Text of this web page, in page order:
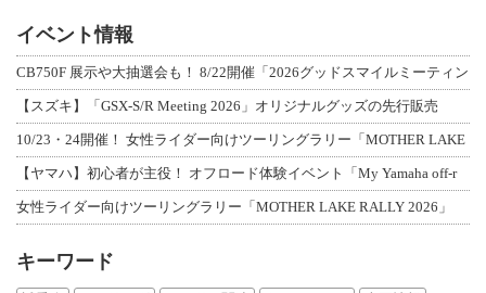
イベント情報
CB750F 展示や大抽選会も！ 8/22開催「2026グッドスマイルミーティン
【スズキ】「GSX-S/R Meeting 2026」オリジナルグッズの先行販売
10/23・24開催！ 女性ライダー向けツーリングラリー「MOTHER LAKE
【ヤマハ】初心者が主役！ オフロード体験イベント「My Yamaha off-r
女性ライダー向けツーリングラリー「MOTHER LAKE RALLY 2026」
キーワード